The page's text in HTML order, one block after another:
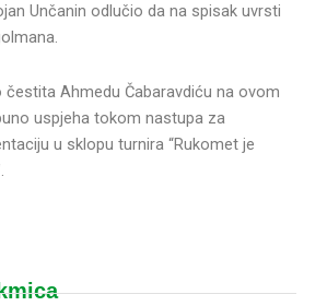
Unčanin odlučio da na spisak uvrsti
čestita Ahmedu Čabaravdiću na ovom
uspjeha tokom nastupa za
u sklopu turnira “Rukomet je